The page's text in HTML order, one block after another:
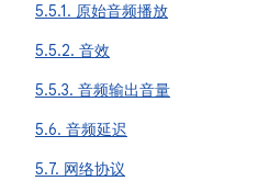
5.5.1. 原始音频播放
5.5.2. 音效
5.5.3. 音频输出音量
5.6. 音频延迟
5.7. 网络协议